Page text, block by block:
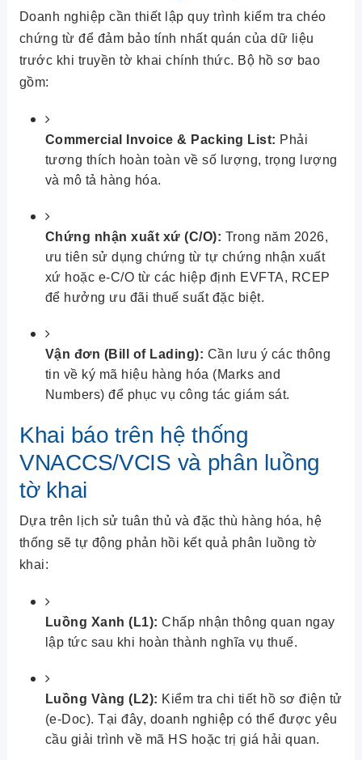
Doanh nghiệp cần thiết lập quy trình kiểm tra chéo
chứng từ để đảm bảo tính nhất quán của dữ liệu
trước khi truyền tờ khai chính thức. Bộ hồ sơ bao
gồm:
Commercial Invoice & Packing List: Phải
tương thích hoàn toàn về số lượng, trọng lượng
và mô tả hàng hóa.
Chứng nhận xuất xứ (C/O): Trong năm 2026,
ưu tiên sử dụng chứng từ tự chứng nhận xuất
xứ hoặc e-C/O từ các hiệp định EVFTA, RCEP
để hưởng ưu đãi thuế suất đặc biệt.
Vận đơn (Bill of Lading): Cần lưu ý các thông
tin về ký mã hiệu hàng hóa (Marks and
Numbers) để phục vụ công tác giám sát.
Khai báo trên hệ thống
VNACCS/VCIS và phân luồng
tờ khai
Dựa trên lịch sử tuân thủ và đặc thù hàng hóa, hệ
thống sẽ tự động phản hồi kết quả phân luồng tờ
khai:
Luồng Xanh (L1): Chấp nhận thông quan ngay
lập tức sau khi hoàn thành nghĩa vụ thuế.
Luồng Vàng (L2): Kiểm tra chi tiết hồ sơ điện tử
(e-Doc). Tại đây, doanh nghiệp có thể được yêu
cầu giải trình về mã HS hoặc trị giá hải quan.